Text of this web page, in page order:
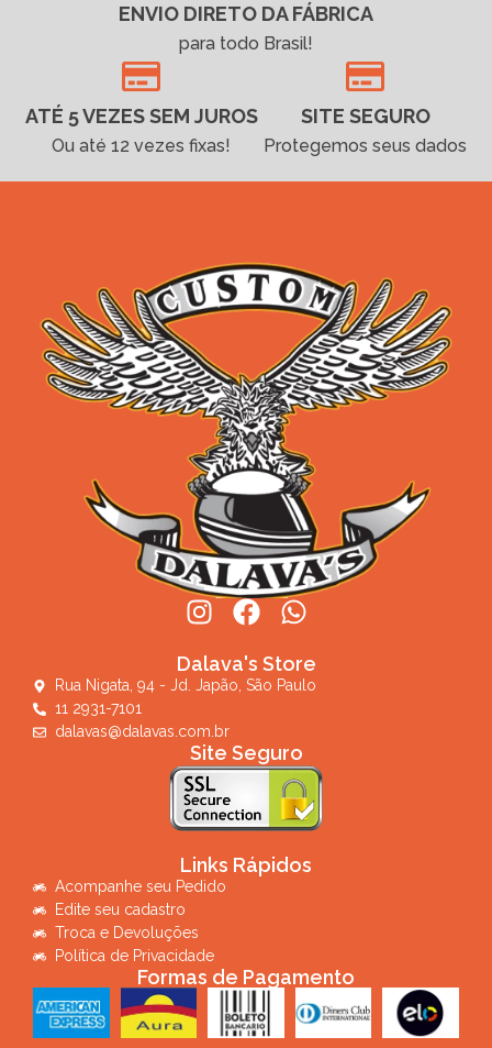
ENVIO DIRETO DA FÁBRICA
para todo Brasil!
ATÉ 5 VEZES SEM JUROS
Ou até 12 vezes fixas!
SITE SEGURO
Protegemos seus dados
Dalava's Store
Rua Nigata, 94 - Jd. Japão, São Paulo
11 2931-7101
dalavas@dalavas.com.br
Site Seguro
Links Rápidos
Acompanhe seu Pedido
Edite seu cadastro
Troca e Devoluções
Política de Privacidade
Formas de Pagamento